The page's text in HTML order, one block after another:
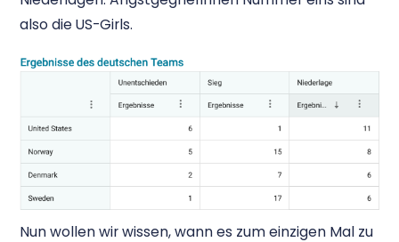
also die US-Girls.
Nun wollen wir wissen, wann es zum einzigen Mal zu